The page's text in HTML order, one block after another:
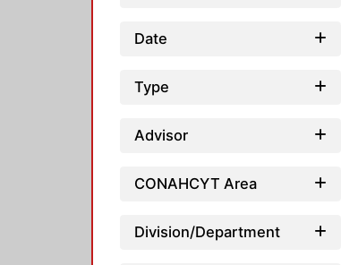
Date
Type
Advisor
CONAHCYT Area
Division/Department